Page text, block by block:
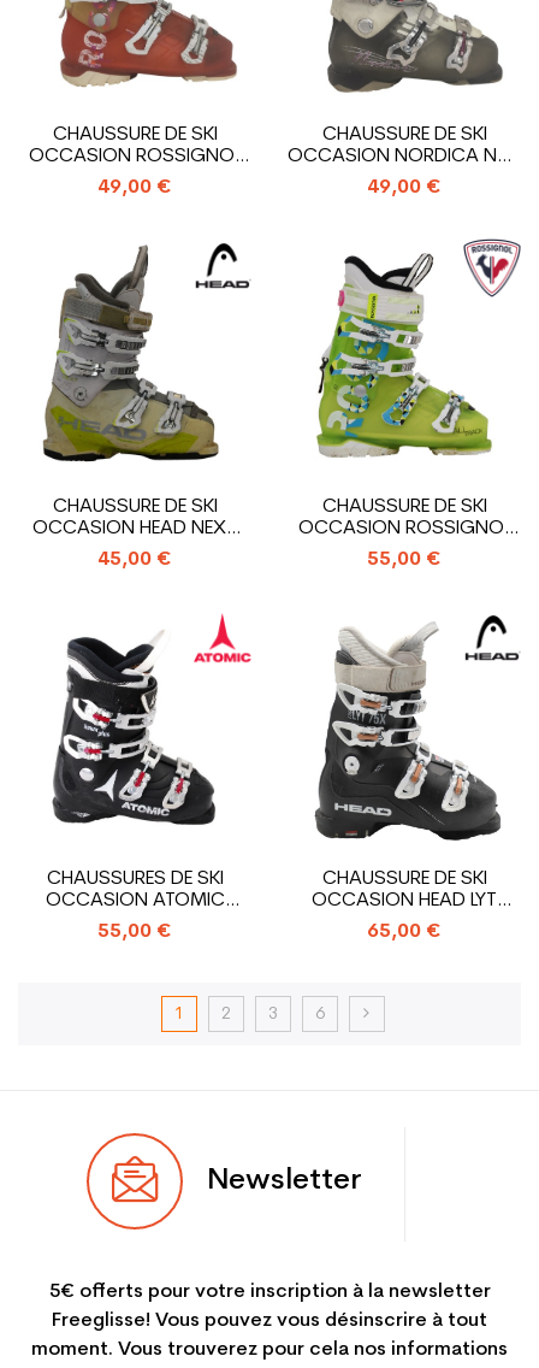
CHAUSSURE DE SKI
OCCASION ROSSIGNOL
ALLTRACK
49,00 €
CHAUSSURE DE SKI
OCCASION NORDICA NXT
N3R W
49,00 €
CHAUSSURE DE SKI
OCCASION HEAD NEXT
EDGE 75 W
45,00 €
CHAUSSURE DE SKI
OCCASION ROSSIGNOL
ALLTRACK
55,00 €
CHAUSSURES DE SKI
OCCASION ATOMIC
HAWX PLUS
55,00 €
CHAUSSURE DE SKI
OCCASION HEAD LYT
EDGE 75X
65,00 €
1 2 3 6
Newsletter
5€ offerts pour votre inscription à la newsletter
Freeglisse! Vous pouvez vous désinscrire à tout
moment. Vous trouverez pour cela nos informations